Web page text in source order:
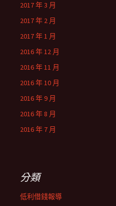
2017 年 3 月
2017 年 2 月
2017 年 1 月
2016 年 12 月
2016 年 11 月
2016 年 10 月
2016 年 9 月
2016 年 8 月
2016 年 7 月
分類
低利借錢報導